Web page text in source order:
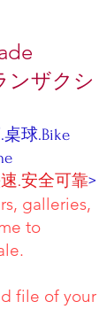
ンザクシ
球.Bike
.安全可靠>
to
file of your